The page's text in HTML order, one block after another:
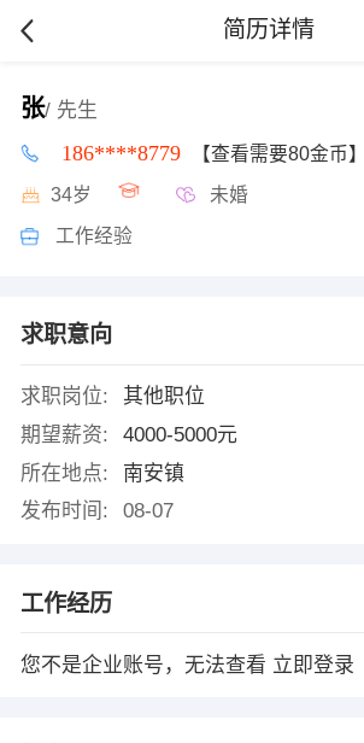
简历详情
张/ 先生
186****8779 【查看需要80金币】
34岁 未婚
工作经验
求职意向
求职岗位:
其他职位
期望薪资:
4000-5000元
所在地点:
南安镇
发布时间:
08-07
工作经历
您不是企业账号，无法查看 立即登录